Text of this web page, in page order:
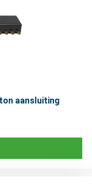
aansluiting